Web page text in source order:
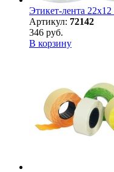
Этикет-лента
Артикул: 72142
346 руб.
В корзину